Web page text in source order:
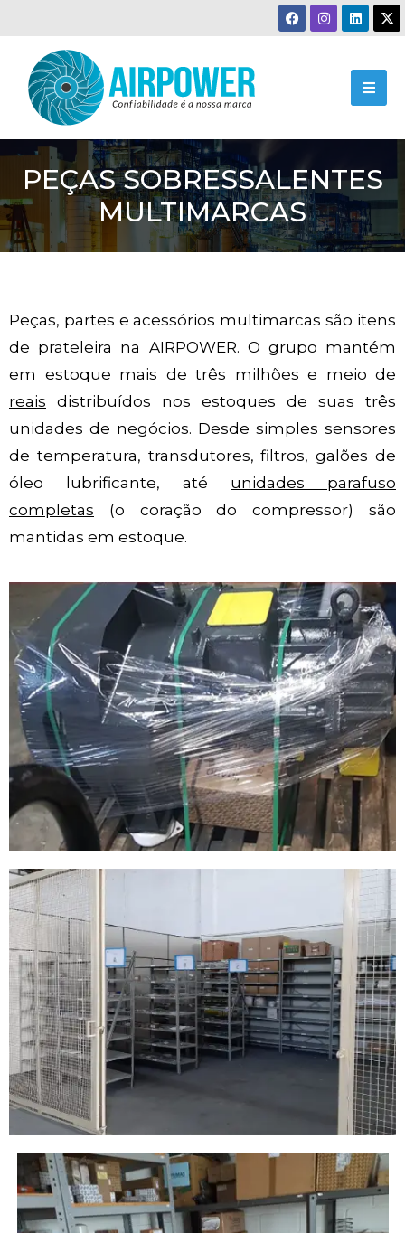
PEÇAS SOBRESSALENTES
MULTIMARCAS
Peças, partes e acessórios multimarcas são itens
de prateleira na AIRPOWER. O grupo mantém
em estoque mais de três milhões e meio de
reais distribuídos nos estoques de suas três
unidades de negócios. Desde simples sensores
de temperatura, transdutores, filtros, galões de
óleo lubrificante, até unidades parafuso
completas (o coração do compressor) são
mantidas em estoque.